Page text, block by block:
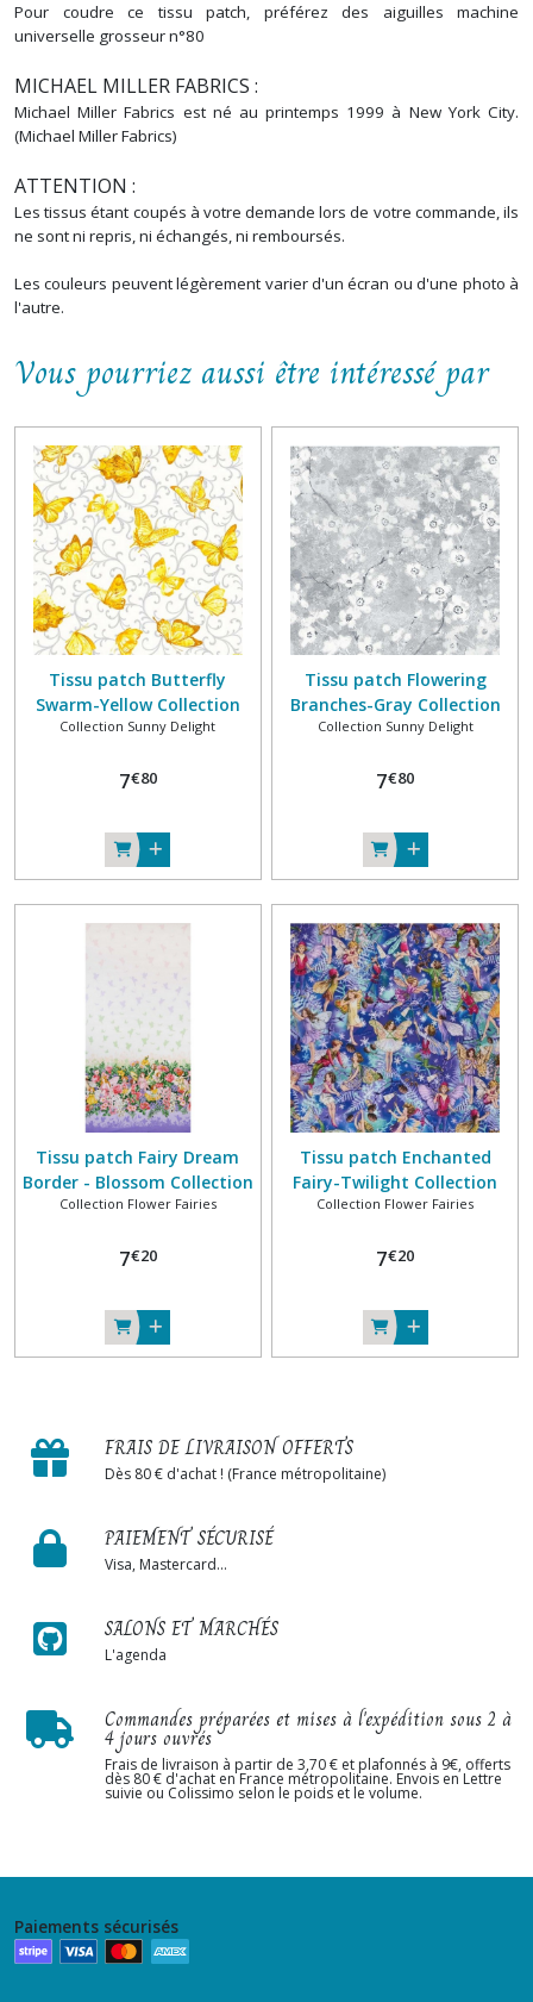
Pour coudre ce tissu patch, préférez des aiguilles machine
universelle grosseur n°80
MICHAEL MILLER FABRICS :
Michael Miller Fabrics est né au printemps 1999 à New York City.
(Michael Miller Fabrics)
ATTENTION :
Les tissus étant coupés à votre demande lors de votre commande, ils
ne sont ni repris, ni échangés, ni remboursés.
Les couleurs peuvent légèrement varier d'un écran ou d'une photo à
l'autre.
Vous pourriez aussi être intéressé par
Tissu patch Butterfly
Swarm-Yellow Collection
SUNNY DELIGHT 100% coton
Collection Sunny Delight
7€80
Tissu patch Flowering
Branches-Gray Collection
SUNNY DELIGHT 100% coton
Collection Sunny Delight
7€80
Tissu patch Fairy Dream
Border - Blossom Collection
FLOWER FAIRIES 100% coton
FABRICS
Collection Flower Fairies
7€20
Tissu patch Enchanted
Fairy-Twilight Collection
FLOWER FAIRIES 100% coton
FABRICS
Collection Flower Fairies
7€20
FRAIS DE LIVRAISON OFFERTS
Dès 80 € d'achat ! (France métropolitaine)
PAIEMENT SÉCURISÉ
Visa, Mastercard...
SALONS ET MARCHÉS
L'agenda
Commandes préparées et mises à l'expédition sous 2 à
4 jours ouvrés
Frais de livraison à partir de 3,70 € et plafonnés à 9€, offerts
dès 80 € d'achat en France métropolitaine. Envois en Lettre
suivie ou Colissimo selon le poids et le volume.
Paiements sécurisés